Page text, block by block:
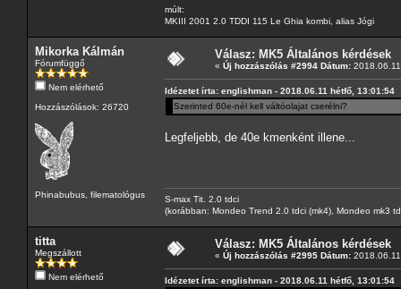
múlt:
MKIII 2001 2.0 TDDI 115 Le Ghia kombi, alias Jógi
Mikorka Kálmán
Fórumfüggő
Nem elérhető
Hozzászólások: 26720
Phinabubus, filematológus
Válasz: MK5 Általános kérdések
« Új hozzászólás #2994 Dátum:
Idézetet írta: englishman - 2018.06.11 hétfő, 13:01:54
Szerinted 60e-nél kell váltóolajat cserélni?
Legfeljebb, de 40e kmenként illene...
S-max Tit. 2.0 tdci
(korábban: Mondeo Trend 2.0 tdci (mk4), Mondeo mk3
titta
Megszállott
Nem elérhető
Válasz: MK5 Általános kérdések
« Új hozzászólás #2995 Dátum:
Idézetet írta: englishman - 2018.06.11 hétfő, 13:01:54